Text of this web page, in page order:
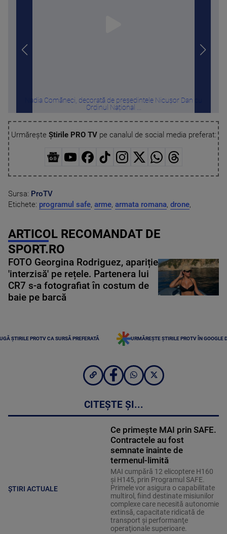
Nadia Comăneci, decorată de președintele Nicușor Dan cu
Ordinul Național ...
Urmărește Știrile PRO TVpe canalul de social media preferat:
Sursa: ProTV
Etichete: programul safe, arme, armata romana, drone,
ARTICOL RECOMANDAT DE
SPORT.RO
FOTO Georgina Rodriguez, apariție
'interzisă' pe rețele. Partenera lui
CR7 s-a fotografiat în costum de
baie pe barcă
ȘTIRILE PROTV CA SURSĂ PREFERATĂ URMĂREȘTE ȘTIRILE PROTV ÎN GOOGLE
CITEȘTE ȘI...
ȘTIRI ACTUALE
Ce primește MAI prin SAFE.
Contractele au fost
semnate înainte de
termenul-limită
MAI cumpără 12 elicoptere H160
şi H145, prin Programul SAFE.
Primele vor asigura o capabilitate
multirol, fiind destinate misiunilor
complexe care necesită autonomie
extinsă, capacitate ridicată de
transport şi performanţe
operaţionale superioare.